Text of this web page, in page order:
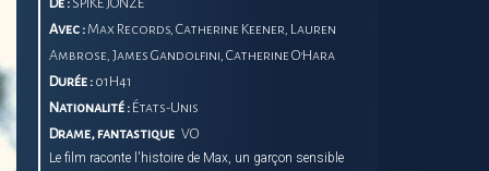
De : SPIKE JONZE
Avec : Max Records, Catherine Keener, Lauren
Ambrose, James Gandolfini, Catherine O'Hara
Durée : 01H41
Nationalité : États-Unis
Drame, fantastique VO
Le film raconte l'histoire de Max, un garçon sensible